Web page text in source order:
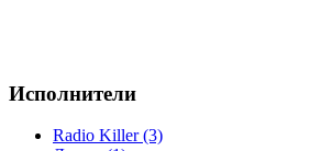
Исполнители
Radio Killer (3)